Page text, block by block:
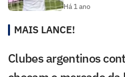
Há 1 ano
MAIS LANCE!
Clubes argentinos